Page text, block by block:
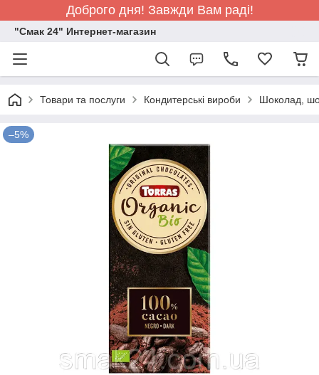
Доброго дня! Завжди Вам раді!
"Смак 24" Интернет-магазин
Товари та послуги Кондитерські вироби Шоколад,
–5%